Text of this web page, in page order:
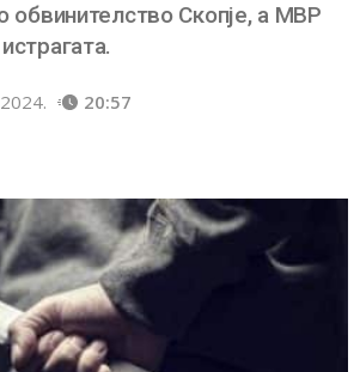
обвинителство Скопје, а МВР
20:57